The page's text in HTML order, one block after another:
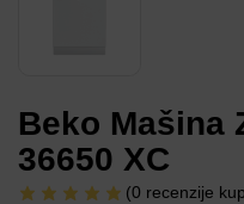
Beko Mašina
36650 XC
(0 recenzije